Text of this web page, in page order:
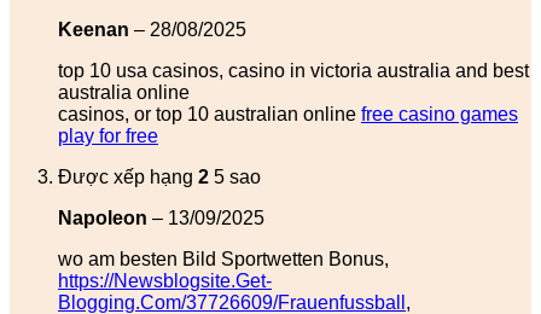
Keenan – 28/08/2025
top 10 usa casinos, casino in victoria australia and best
australia online
casinos, or top 10 australian online free casino games
play for free
Được xếp hạng 2 5 sao
Napoleon – 13/09/2025
wo am besten Bild Sportwetten Bonus,
https://Newsblogsite.Get-
Blogging.Com/37726609/Frauenfussball ,